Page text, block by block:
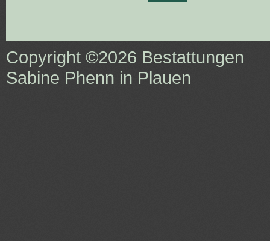
Copyright ©2026 Bestattungen
Sabine Phenn in Plauen